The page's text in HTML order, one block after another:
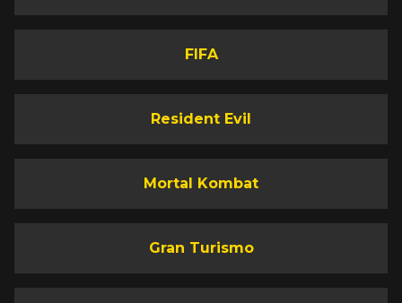
FIFA
Resident Evil
Mortal Kombat
Gran Turismo